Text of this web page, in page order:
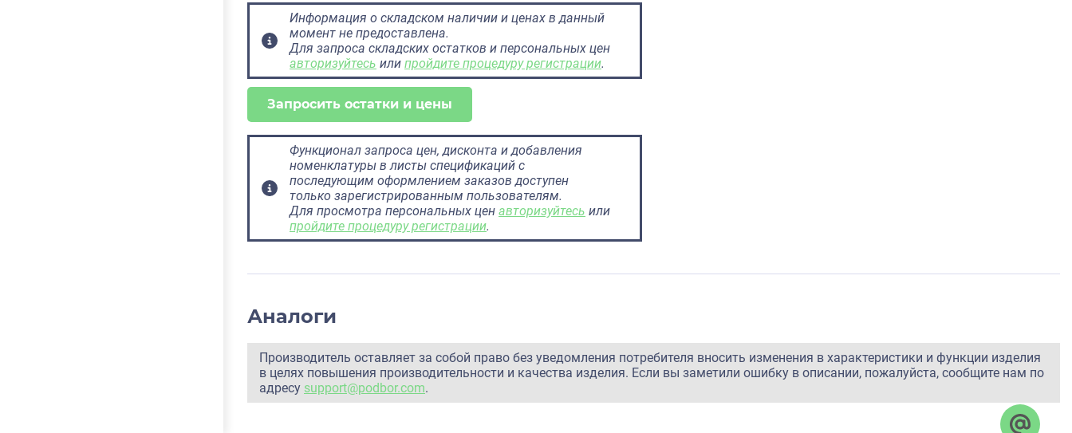
Информация о складском наличии и ценах в данный
момент не предоставлена.
Для запроса складских остатков и персональных цен
авторизуйтесь или пройдите процедуру регистрации.
Запросить остатки и цены
Функционал запроса цен, дисконта и добавления
номенклатуры в листы спецификаций с
последующим оформлением заказов доступен
только зарегистрированным пользователям.
Для просмотра персональных цен авторизуйтесь или
пройдите процедуру регистрации.
Аналоги
Производитель оставляет за собой право без уведомления потребителя вносить изменения в характеристики и функции изделия
в целях повышения производительности и качества изделия. Если вы заметили ошибку в описании, пожалуйста, сообщите нам по
адресу support@podbor.com.